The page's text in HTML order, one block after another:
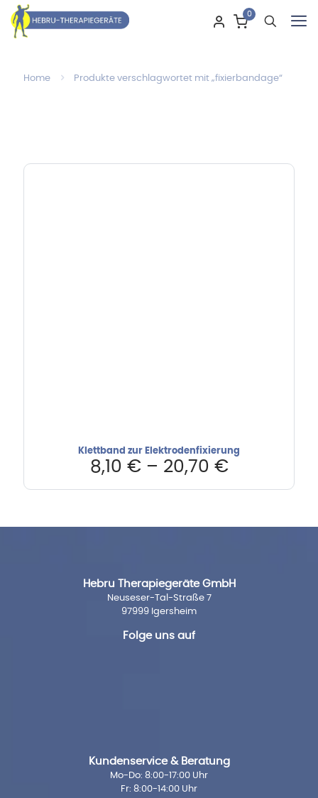
0
Home Produkte verschlagwortet mit „fixierbandage“
Klettband zur Elektrodenfixierung
8,10 €– 20,70 €
Hebru Therapiegeräte GmbH
Neuseser-Tal-Straße 7
97999 Igersheim
Folge uns auf
Kundenservice & Beratung
Mo-Do: 8:00-17:00 Uhr
Fr: 8:00-14:00 Uhr